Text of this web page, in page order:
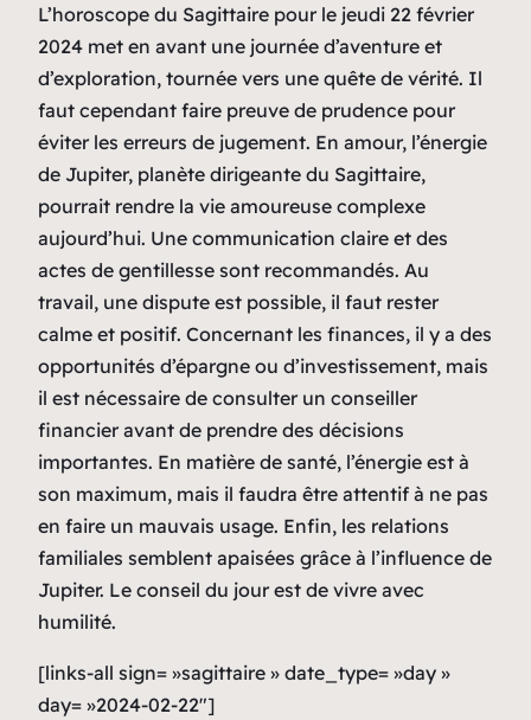
L’horoscope du Sagittaire pour le jeudi 22 février
2024 met en avant une journée d’aventure et
d’exploration, tournée vers une quête de vérité. Il
faut cependant faire preuve de prudence pour
éviter les erreurs de jugement. En amour, l’énergie
de Jupiter, planète dirigeante du Sagittaire,
pourrait rendre la vie amoureuse complexe
aujourd’hui. Une communication claire et des
actes de gentillesse sont recommandés. Au
travail, une dispute est possible, il faut rester
calme et positif. Concernant les finances, il y a des
opportunités d’épargne ou d’investissement, mais
il est nécessaire de consulter un conseiller
financier avant de prendre des décisions
importantes. En matière de santé, l’énergie est à
son maximum, mais il faudra être attentif à ne pas
en faire un mauvais usage. Enfin, les relations
familiales semblent apaisées grâce à l’influence de
Jupiter. Le conseil du jour est de vivre avec
humilité.
[links-all sign= »sagittaire » date_type= »day »
day= »2024-02-22″]